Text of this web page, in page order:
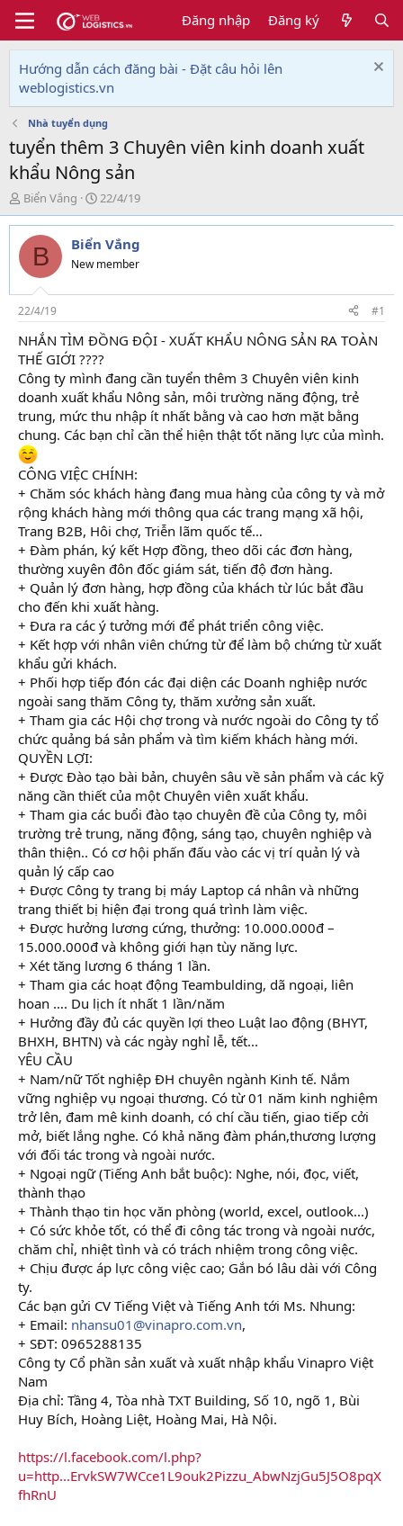
Đăng nhập Đăng ký
Hướng dẫn cách đăng bài - Đặt câu hỏi lên
weblogistics.vn
Nhà tuyển dụng
tuyển thêm 3 Chuyên viên kinh doanh xuất
khẩu Nông sản
T
h
r
e
d
s
t
a
r
t
e
r
Biển Vắng
N
g
à
y
g
i
22/4/19
B Biển Vắng
New member
22/4/19 #1
NHẮN TÌM ĐỒNG ĐỘI - XUẤT KHẨU NÔNG SẢN RA TOÀN
THẾ GIỚI ????
Công ty mình đang cần tuyển thêm 3 Chuyên viên kinh
doanh xuất khẩu Nông sản, môi trường năng động, trẻ
trung, mức thu nhập ít nhất bằng và cao hơn mặt bằng
chung. Các bạn chỉ cần thể hiện thật tốt năng lực của mình.
CÔNG VIỆC CHÍNH:
+ Chăm sóc khách hàng đang mua hàng của công ty và mở
rộng khách hàng mới thông qua các trang mạng xã hội,
Trang B2B, Hôi chợ, Triễn lãm quốc tế…
+ Đàm phán, ký kết Hợp đồng, theo dõi các đơn hàng,
thường xuyên đôn đốc giám sát, tiến độ đơn hàng.
+ Quản lý đơn hàng, hợp đồng của khách từ lúc bắt đầu
cho đến khi xuất hàng.
+ Đưa ra các ý tưởng mới để phát triển công việc.
+ Kết hợp với nhân viên chứng từ để làm bộ chứng từ xuất
khẩu gửi khách.
+ Phối hợp tiếp đón các đại diện các Doanh nghiệp nước
ngoài sang thăm Công ty, thăm xưởng sản xuất.
+ Tham gia các Hội chợ trong và nước ngoài do Công ty tổ
chức quảng bá sản phẩm và tìm kiếm khách hàng mới.
QUYỀN LỢI:
+ Được Đào tạo bài bản, chuyên sâu về sản phẩm và các kỹ
năng cần thiết của một Chuyên viên xuất khẩu.
+ Tham gia các buổi đào tạo chuyên đề của Công ty, môi
trường trẻ trung, năng động, sáng tạo, chuyên nghiệp và
thân thiện.. Có cơ hội phấn đấu vào các vị trí quản lý và
quản lý cấp cao
+ Được Công ty trang bị máy Laptop cá nhân và những
trang thiết bị hiện đại trong quá trình làm việc.
+ Được hưởng lương cứng, thưởng: 10.000.000đ –
15.000.000đ và không giới hạn tùy năng lực.
+ Xét tăng lương 6 tháng 1 lần.
+ Tham gia các hoạt động Teambulding, dã ngoại, liên
hoan …. Du lịch ít nhất 1 lần/năm
+ Hưởng đầy đủ các quyền lợi theo Luật lao động (BHYT,
BHXH, BHTN) và các ngày nghỉ lễ, tết...
YÊU CẦU
+ Nam/nữ Tốt nghiệp ĐH chuyên ngành Kinh tế. Nắm
vững nghiệp vụ ngoại thương. Có từ 01 năm kinh nghiệm
trở lên, đam mê kinh doanh, có chí cầu tiến, giao tiếp cởi
mở, biết lắng nghe. Có khả năng đàm phán,thương lượng
với đối tác trong và ngoài nước.
+ Ngoại ngữ (Tiếng Anh bắt buộc): Nghe, nói, đọc, viết,
thành thạo
+ Thành thạo tin học văn phòng (world, excel, outlook...)
+ Có sức khỏe tốt, có thể đi công tác trong và ngoài nước,
chăm chỉ, nhiệt tình và có trách nhiệm trong công việc.
+ Chịu được áp lực công việc cao; Gắn bó lâu dài với Công
ty.
Các bạn gửi CV Tiếng Việt và Tiếng Anh tới Ms. Nhung:
+ Email: nhansu01@vinapro.com.vn,
+ SĐT: 0965288135
Công ty Cổ phần sản xuất và xuất nhập khẩu Vinapro Việt
Nam
Địa chỉ: Tầng 4, Tòa nhà TXT Building, Số 10, ngõ 1, Bùi
Huy Bích, Hoàng Liệt, Hoàng Mai, Hà Nội.
https://l.facebook.com/l.php?
u=http...ErvkSW7WCce1L9ouk2Pizzu_AbwNzjGu5J5O8pqX
fhRnU